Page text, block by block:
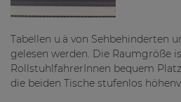
Tabellen u.ä von Sehbehinderten
gelesen werden. Die Raumgröße
RollstuhlfahrerInnen bequem
die beiden Tische stufenlos